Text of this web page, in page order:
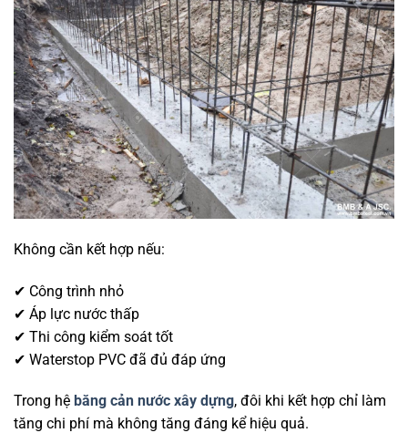
Không cần kết hợp nếu:
✔ Công trình nhỏ
✔ Áp lực nước thấp
✔ Thi công kiểm soát tốt
✔ Waterstop PVC đã đủ đáp ứng
Trong hệ băng cản nước xây dựng, đôi khi kết hợp chỉ làm
tăng chi phí mà không tăng đáng kể hiệu quả.